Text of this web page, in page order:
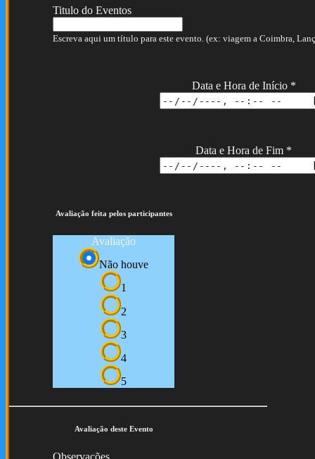
Titulo do Eventos
Escreva aqui um título para este evento. (ex: viagem a Coimbra,
Data e Hora de Início *
Data e Hora de Fim *
Avaliação feita pelos participantes
Avaliação
Não houve
1
2
3
4
5
Avaliação deste Evento
Observações